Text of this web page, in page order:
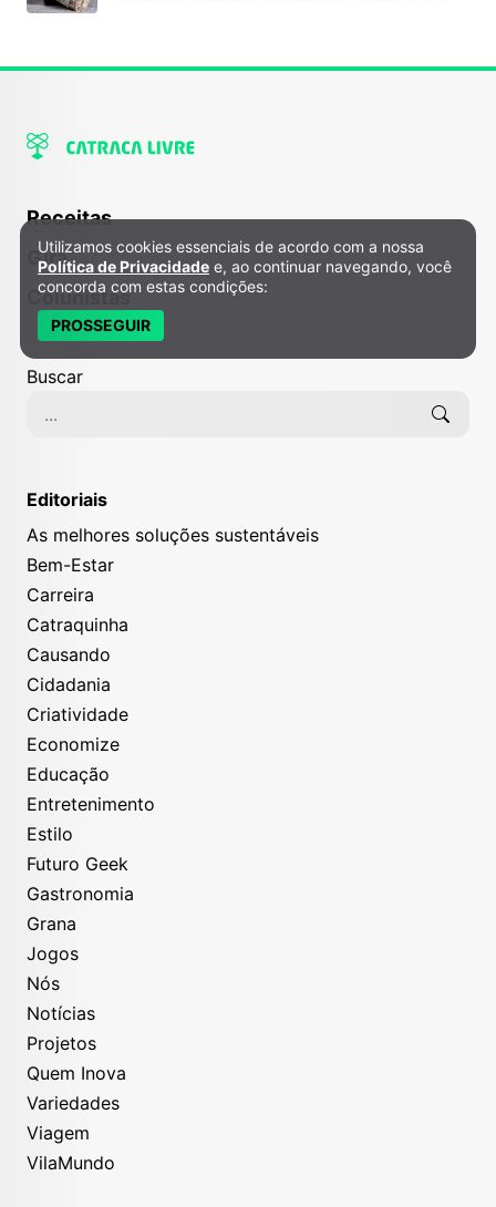
Receitas
Gira
Colunistas
Buscar
Editoriais
As melhores soluções sustentáveis
Bem-Estar
Carreira
Catraquinha
Causando
Cidadania
Criatividade
Economize
Educação
Entretenimento
Estilo
Futuro Geek
Gastronomia
Grana
Jogos
Nós
Notícias
Projetos
Quem Inova
Variedades
Viagem
VilaMundo
Política de Privacidade e Cookies
Utilizamos cookies essenciais de acordo com a nossa
Política de Privacidade e, ao continuar navegando, você
concorda com estas condições:
PROSSEGUIR